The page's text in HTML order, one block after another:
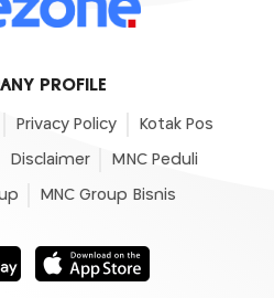
PROFILE
Privacy Policy Kotak Pos
Disclaimer MNC Peduli
MNC Group Bisnis